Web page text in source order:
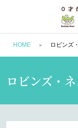
HOME ロビンズ
ロビンズ・